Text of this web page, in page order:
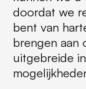
doordat we
bent van
brengen aan
uitgebreide